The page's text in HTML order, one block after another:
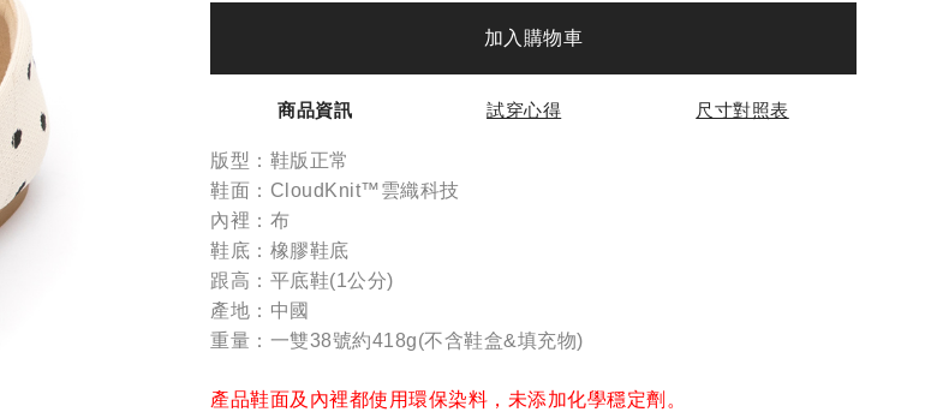
加入購物車
商品資訊 試穿心得 尺寸對照表
版型：鞋版正常
鞋面：CloudKnit™雲織科技
內裡：布
鞋底：橡膠鞋底
跟高：平底鞋(1公分)
產地：中國
重量：一雙38號約418g(不含鞋盒&填充物)
產品鞋面及內裡都使用環保染料，未添加化學穩定劑。